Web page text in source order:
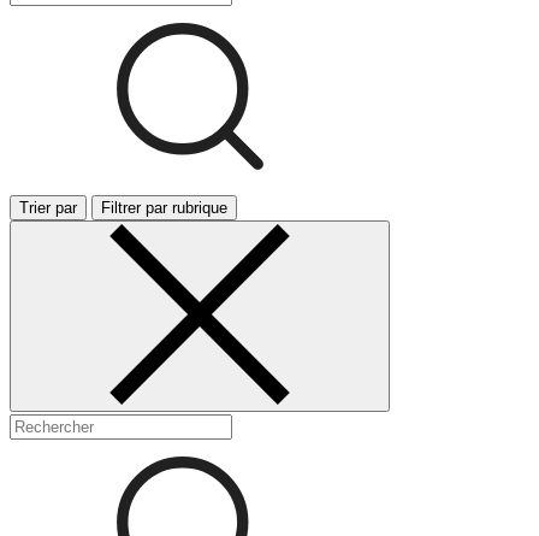
Trier par Filtrer par rubrique